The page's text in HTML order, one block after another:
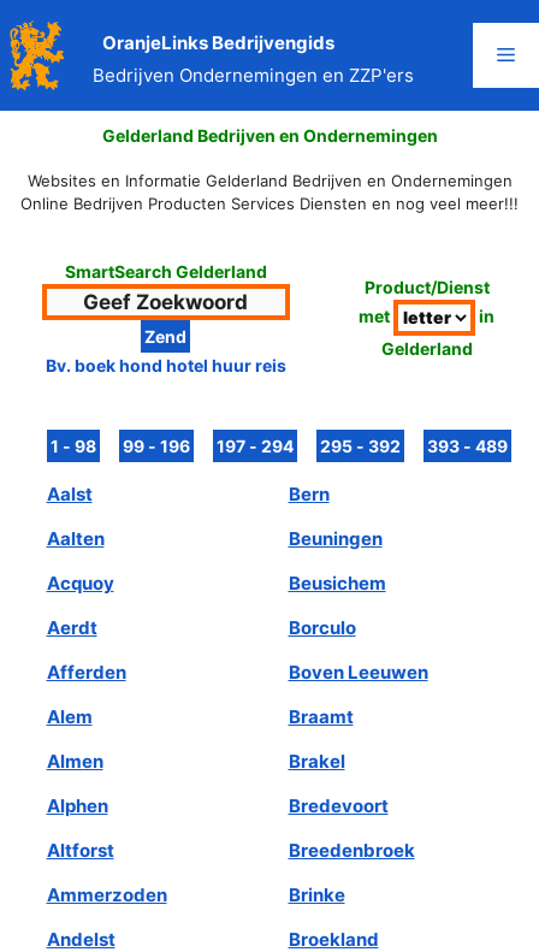
naar
de
inhoud
OranjeLinks Bedrijvengids
Bedrijven Ondernemingen en ZZP'ers
Gelderland Bedrijven en Ondernemingen
Websites en Informatie Gelderland Bedrijven en Ondernemingen
Online Bedrijven Producten Services Diensten en nog veel meer!!!
SmartSearch Gelderland
Bv. boek hond hotel huur reis
Product/Dienst
met
in
Gelderland
Aalst
Aalten
Acquoy
Aerdt
Afferden
Alem
Almen
Alphen
Altforst
Ammerzoden
Andelst
Bern
Beuningen
Beusichem
Borculo
Boven Leeuwen
Braamt
Brakel
Bredevoort
Breedenbroek
Brinke
Broekland